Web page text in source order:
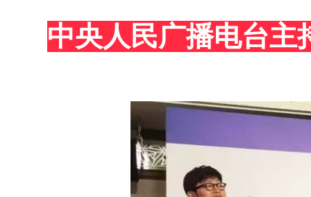
中央人民广播电台主